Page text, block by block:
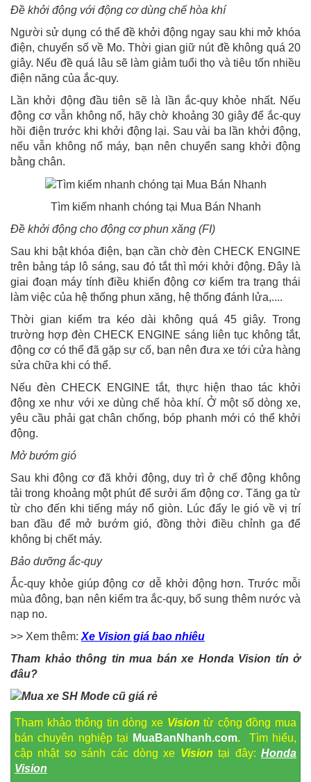
Đề khởi động với động cơ dùng chế hòa khí
Người sử dụng có thể đề khởi động ngay sau khi mở khóa
điện, chuyển số về Mo. Thời gian giữ nút đề không quá 20
giây. Nếu đề quá lâu sẽ làm giảm tuổi thọ và tiêu tốn nhiều
điện năng của ắc-quy.
Lần khởi động đầu tiên sẽ là lần ắc-quy khỏe nhất. Nếu
động cơ vẫn không nổ, hãy chờ khoảng 30 giây để ắc-quy
hồi điện trước khi khởi động lại. Sau vài ba lần khởi động,
nếu vẫn không nổ máy, bạn nên chuyển sang khởi động
bằng chân.
Tìm kiếm nhanh chóng tại Mua Bán Nhanh
Đề khởi động cho động cơ phun xăng (FI)
Sau khi bật khóa điện, bạn cần chờ đèn CHECK ENGINE
trên bảng táp lô sáng, sau đó tắt thì mới khởi động. Đây là
giai đoạn máy tính điều khiển động cơ kiểm tra trạng thái
làm việc của hệ thống phun xăng, hệ thống đánh lửa,....
Thời gian kiểm tra kéo dài không quá 45 giây. Trong
trường hợp đèn CHECK ENGINE sáng liên tục không tắt,
động cơ có thể đã gặp sự cố, bạn nên đưa xe tới cửa hàng
sửa chữa khi có thể.
Nếu đèn CHECK ENGINE tắt, thực hiện thao tác khởi
động xe như với xe dùng chế hòa khí. Ở một số dòng xe,
yêu cầu phải gạt chân chống, bóp phanh mới có thể khởi
động.
Mở bướm gió
Sau khi động cơ đã khởi động, duy trì ở chế động không
tải trong khoảng một phút để sưởi ấm động cơ. Tăng ga từ
từ cho đến khi tiếng máy nổ giòn. Lúc đẩy le gió về vị trí
ban đầu để mở bướm gió, đồng thời điều chỉnh ga để
không bị chết máy.
Bảo dưỡng ắc-quy
Ắc-quy khỏe giúp động cơ dễ khởi động hơn. Trước mỗi
mùa đông, bạn nên kiểm tra ắc-quy, bổ sung thêm nước và
nạp no.
>> Xem thêm: Xe Vision giá bao nhiêu
Tham khảo thông tin mua bán xe Honda Vision tín ở
đâu?
Tham khảo thông tin dòng xe Visiontừ cộng đồng mua
bán chuyên nghiệp tại MuaBanNhanh.com. Tìm hiểu,
cập nhật so sánh các dòng xe Vision tại đây:Honda
Vision